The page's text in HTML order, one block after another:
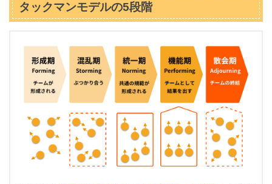
タックマンモデルの5段階